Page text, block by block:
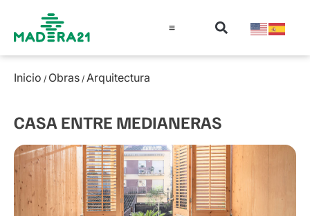
Inicio / Obras / Arquitectura
CASA ENTRE MEDIANERAS